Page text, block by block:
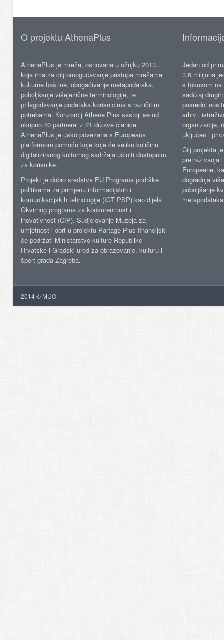
O projektu AthenaPlus
AthenaPlus je mreža, osnovana u ožujku 2013.,
koja ima za cilj omogućavanje pristupa mrežama
kulturne baštine, obogaćivanje metapodataka,
poboljšanje višejezične terminologije, te
prilagođavanje podataka korisnicima s različitim
potrebama. Konzorcij Athene Plus sastoji se od
ukupno 40 partnera iz 21 države članice.
AthenaPlus je usko povezana s Europeana
platformom pomoću koje koje će veliku količinu
digitaliziranog kulturnog sadržaja učiniti dostupnim
za korisnike.
Projekt je dobio sredstva EU Programa podrške
politikama za primjenu informacijskih i
komunikacijskih tehnologije (ICT PSP) kao dijela
Okvirnog programa za konkurentnost i
inovativnost (CIP). Sudjelovanje Muzeja za
umjetnost i obrt u projektu Partage Plus financijski
će podržati Ministarstvo kulture Republike
Hrvatske i Gradski ured za obrazovanje, kulturu i
šport grada Zagreba.
Jedan od
3,6 milijuna
s fokusom
sadržaj
posredni
arhivi,
organizacije,
uključen i
Cilj projekta
pretraživanja
Europeane,
dogradnja
poboljšanje
2014 © MUO